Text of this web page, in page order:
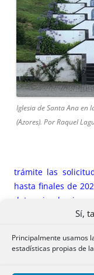
Sí,
Principalmente usamos
estadísticas propias de
Iglesia de Santa Ana en
(Azores). Por Raquel
trámite las
hasta finales de
determinadas
Medidas en
Menor.
1.- Avales.